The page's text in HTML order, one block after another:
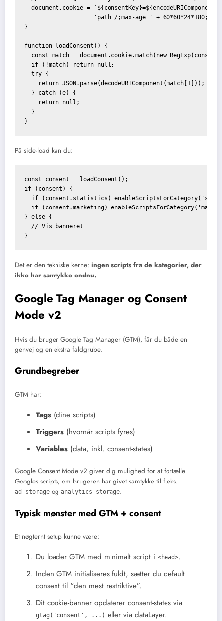
document.cookie =
'path=/;max-age=' + 60*60*24*180; //
}
function loadConsent() {
const match = document.cookie.match(new
  if (!match) return null;
  try {
    return JSON.parse(decodeURIComponent(match[1]));
  } catch (e) {
    return null;
  }
På side-load kan du:
const consent = loadConsent();
if (consent) {
if (consent.statistics)
if (consent.marketing)
} else {
  // Vis banneret
Det er den tekniske kerne: ingen scripts fra de kategorier, der
ikke har samtykke endnu.
Google Tag Manager og Consent
Mode v2
Hvis du bruger Google Tag Manager (GTM), får du både en
genvej og en ekstra faldgrube.
Grundbegreber
GTM har:
Tags (dine scripts)
Triggers (hvornår scripts fyres)
Variables (data, inkl. consent-states)
Google Consent Mode v2 giver dig mulighed for at fortælle
Googles scripts, om brugeren har givet samtykke til f.eks.
ad_storage og analytics_storage.
Typisk mønster med GTM + consent
Et nøgternt setup kunne være:
Du loader GTM med minimalt script i <head>.
Inden GTM initialiseres fuldt, sætter du default
consent til “den mest restriktive”.
Dit cookie-banner opdaterer consent-states via
gtag('consent', ...) eller via dataLayer.